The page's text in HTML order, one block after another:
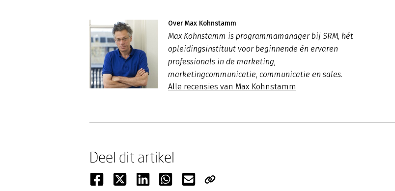
Over Max Kohnstamm
Max Kohnstamm is programmamanager bij SRM, hét
opleidingsinstituut voor beginnende én ervaren
professionals in de marketing,
marketingcommunicatie, communicatie en sales.
Alle recensies van Max Kohnstamm
Deel dit artikel